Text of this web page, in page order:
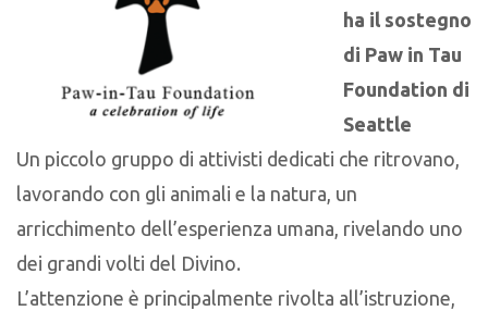
ha il sostegno
di Paw in Tau
Foundation di
Seattle
Un piccolo gruppo di attivisti dedicati che ritrovano,
lavorando con gli animali e la natura, un
arricchimento dell’esperienza umana, rivelando uno
dei grandi volti del Divino.
L’attenzione è principalmente rivolta all’istruzione,